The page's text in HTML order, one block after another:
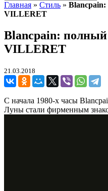
Главная » Стиль »
VILLERET
Blancpain:
VILLERET
21.03.2018
С начала 1980-х часы
Луны стали фирменным